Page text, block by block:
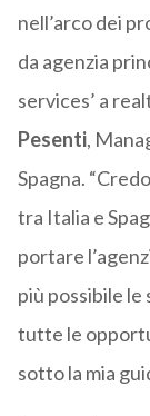
nell’arco dei
da agenzia
services’ a
Pesenti,
Spagna.
tra Italia e
portare
più possibile le
tutte le
sotto la mia